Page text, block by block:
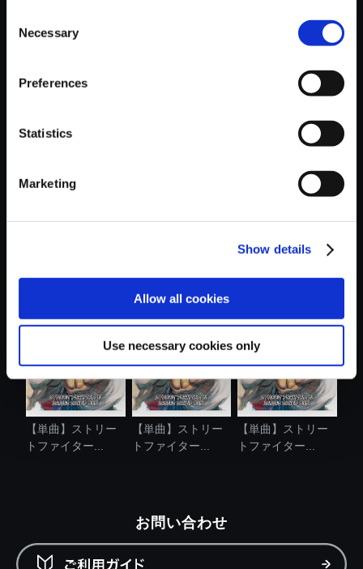
Selection
Necessary
Preferences
Statistics
Marketing
Show details
Allow all cookies
Use necessary cookies only
おすすめ商品
【単曲】ストリー
トファイター...
【単曲】ストリー
トファイター...
【単曲】ストリー
トファイター...
お問い合わせ